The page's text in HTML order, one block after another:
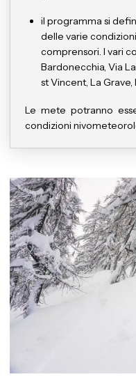
il programma si
delle varie
comprensori. I vari
Bardonecchia, Via
st Vincent, La Grave,
Le mete potranno
condizioni